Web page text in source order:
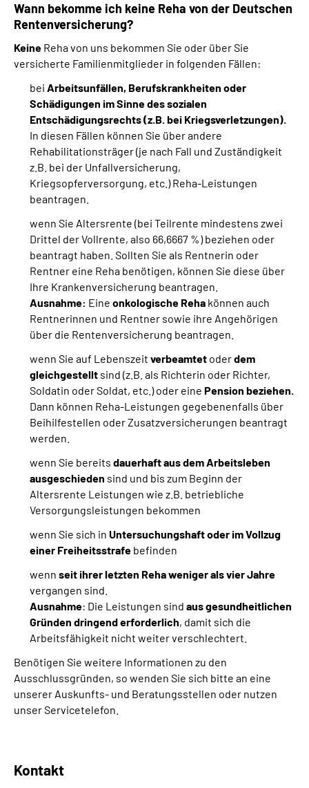
Wann bekomme ich keine Reha von der Deutschen
Rentenversicherung?
Keine Reha von uns bekommen Sie oder über Sie
versicherte Familienmitglieder in folgenden Fällen:
bei Arbeitsunfällen, Berufskrankheiten oder
Schädigungen im Sinne des sozialen
Entschädigungsrechts (z.B. bei Kriegsverletzungen).
In diesen Fällen können Sie über andere
Rehabilitationsträger (je nach Fall und Zuständigkeit
z.B. bei der Unfallversicherung,
Kriegsopferversorgung, etc.) Reha-Leistungen
beantragen.
wenn Sie Altersrente (bei Teilrente mindestens zwei
Drittel der Vollrente, also 66,6667 %) beziehen oder
beantragt haben. Sollten Sie als Rentnerin oder
Rentner eine Reha benötigen, können Sie diese über
Ihre Krankenversicherung beantragen.
Ausnahme: Eine onkologische Reha können auch
Rentnerinnen und Rentner sowie ihre Angehörigen
über die Rentenversicherung beantragen.
wenn Sie auf Lebenszeit verbeamtet oderdem
gleichgestellt sind (z.B. als Richterin oder Richter,
Soldatin oder Soldat, etc.) oder eine Pension beziehen.
Dann können Reha-Leistungen gegebenenfalls über
Beihilfestellen oder Zusatzversicherungen beantragt
werden.
wenn Sie bereits dauerhaft aus dem Arbeitsleben
ausgeschieden sind und bis zum Beginn der
Altersrente Leistungen wie z.B. betriebliche
Versorgungsleistungen bekommen
wenn Sie sich in Untersuchungshaft oder im Vollzug
einer Freiheitsstrafe befinden
wenn seit ihrer letzten Reha weniger als vier Jahre
vergangen sind.
Ausnahme: Die Leistungen sind aus gesundheitlichen
Gründen dringend erforderlich, damit sich die
Arbeitsfähigkeit nicht weiter verschlechtert.
Benötigen Sie weitere Informationen zu den
Ausschlussgründen, so wenden Sie sich bitte an eine
unserer Auskunfts- und Beratungsstellen oder nutzen
unser Servicetelefon.
Kontakt